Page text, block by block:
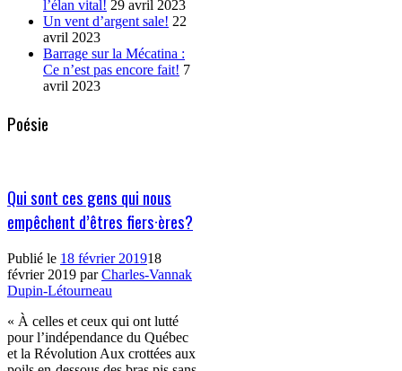
l’élan vital! 29 avril 2023
Un vent d’argent sale! 22
avril 2023
Barrage sur la Mécatina :
Ce n’est pas encore fait! 7
avril 2023
Poésie
Qui sont ces gens qui nous
empêchent d’êtres fiers·ères?
Publié le 18 février 201918
février 2019 parCharles-Vannak
Dupin-Létourneau
« À celles et ceux qui ont lutté
pour l’indépendance du Québec
et la Révolution Aux crottées aux